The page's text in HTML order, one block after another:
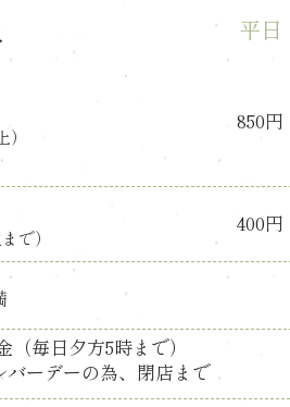
平日
850円
で）
400円
（毎日夕方5時まで）
ーデーの為、閉店まで